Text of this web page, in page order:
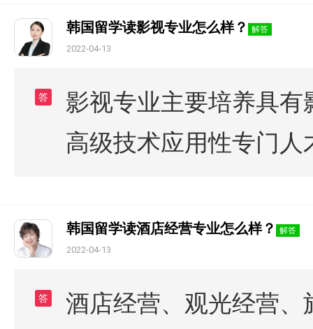
韩国留学读影视专业怎么样？ 解答
2022-04-13
答
影视专业主要培养具
高级技术应用性专门人
韩国留学读酒店经营专业怎么样？ 解答
2022-04-13
答
酒店经营、观光经营